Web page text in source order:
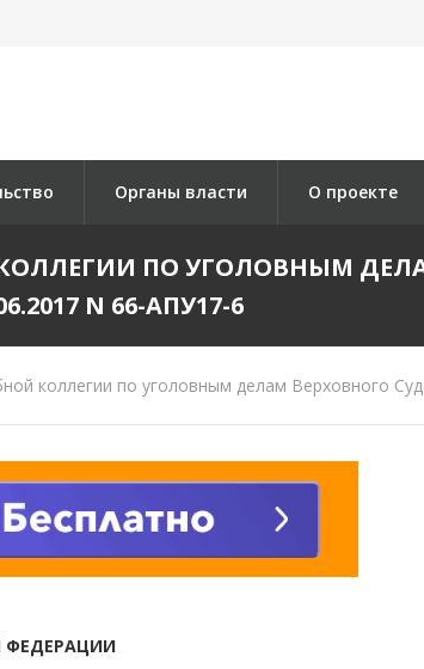
Органы власти О проекте
ПО УГОЛОВНЫМ
N 66-АПУ17-6
коллегии по уголовным делам Верховного
ФЕДЕРАЦИИ